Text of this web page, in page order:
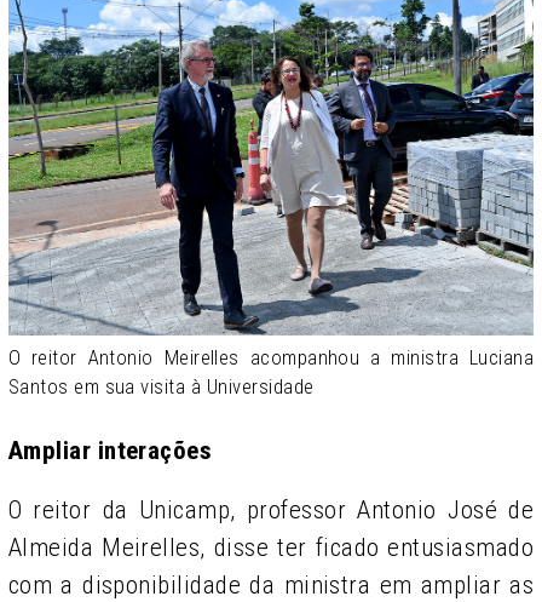
O reitor Antonio Meirelles acompanhou a ministra Luciana
Santos em sua visita à Universidade
Ampliar interações
O reitor da Unicamp, professor Antonio José de
Almeida Meirelles, disse ter ficado entusiasmado
com a disponibilidade da ministra em ampliar as